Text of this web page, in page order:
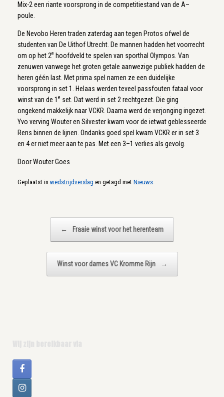
Mix-2 een riante voorsprong in de competitiestand van de A–
poule.
De Nevobo Heren traden zaterdag aan tegen Protos ofwel de
studenten van De Uithof Utrecht. De mannen hadden het voorrecht
om op het 2e hoofdveld te spelen van sporthal Olympos. Van
zenuwen vanwege het groten getale aanwezige publiek hadden de
heren géén last. Met prima spel namen ze een duidelijke
voorsprong in set 1. Helaas werden teveel passfouten fataal voor
winst van de 1 e set. Dat werd in set 2 rechtgezet. Die ging
ongekend makkelijk naar VCKR. Daarna werd de verjonging ingezet.
Yvo verving Wouter en Silvester kwam voor de ietwat geblesseerde
Rens binnen de lijnen. Ondanks goed spel kwam VCKR er in set 3
en 4 er niet meer aan te pas. Met een 3–1 verlies als gevolg.
Door Wouter Goes
Geplaatst in wedstrijdverslag en getagd met Nieuws
← Fraaie winst voor het herenteam
Winst voor dames VC Kromme Rijn →